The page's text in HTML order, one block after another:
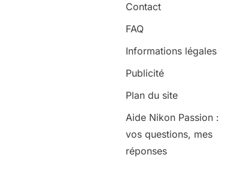
Contact
FAQ
Informations légales
Publicité
Plan du site
Aide Nikon Passion :
vos questions, mes
réponses